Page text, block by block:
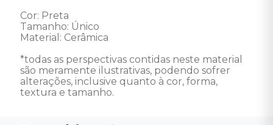
Cor: Preta
Tamanho: Único
Material: Cerâmica
*todas as perspectivas contidas neste material
são meramente ilustrativas, podendo sofrer
alterações, inclusive quanto à cor, forma,
textura e tamanho.